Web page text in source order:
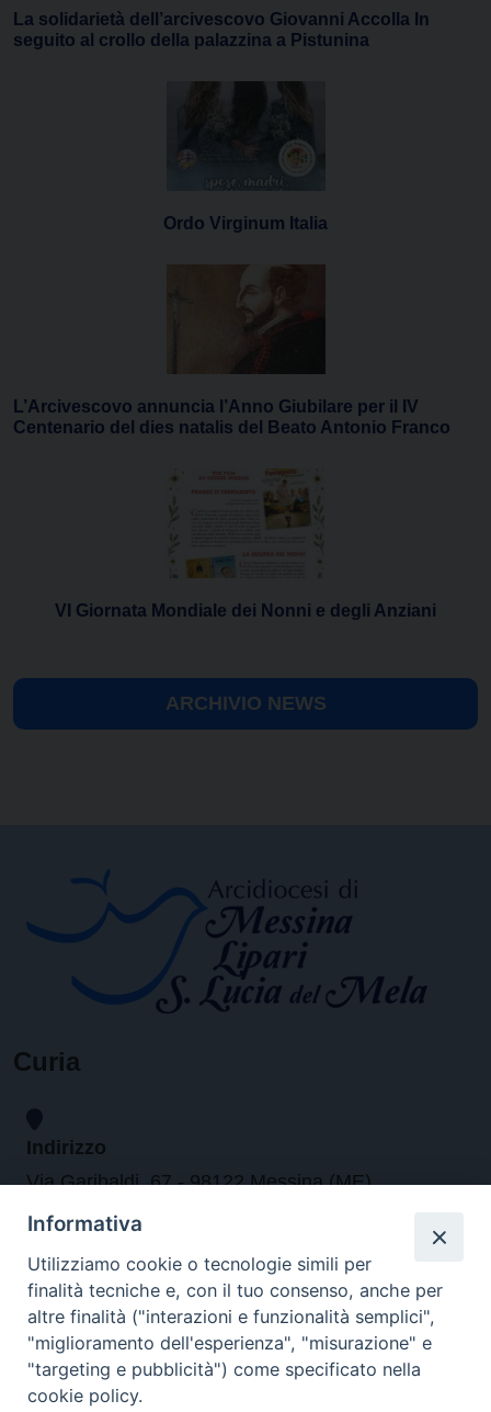
La solidarietà dell’arcivescovo Giovanni Accolla In
seguito al crollo della palazzina a Pistunina
Ordo Virginum Italia
L’Arcivescovo annuncia l’Anno Giubilare per il IV
Centenario del dies natalis del Beato Antonio Franco
VI Giornata Mondiale dei Nonni e degli Anziani
ARCHIVIO NEWS
Curia
Indirizzo
Via Garibaldi, 67 - 98122 Messina (ME)
Orari
da lunedi al venerdi dalle ore 9.30 alle 12.30
Contatti
Informativa
Utilizziamo cookie o tecnologie simili per
finalità tecniche e, con il tuo consenso, anche per
altre finalità ("interazioni e funzionalità semplici",
"miglioramento dell'esperienza", "misurazione" e
"targeting e pubblicità") come specificato nella
cookie policy.